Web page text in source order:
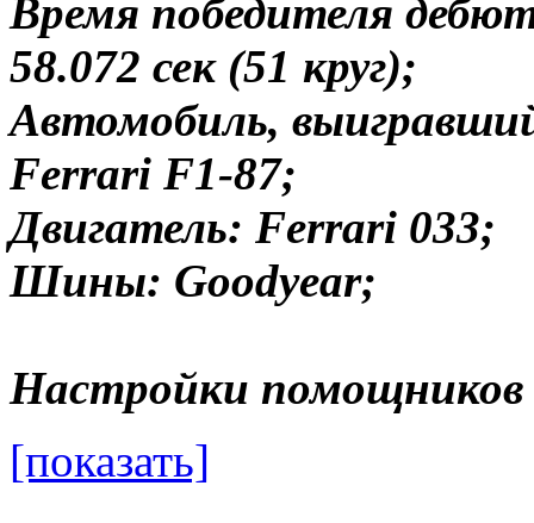
Время победителя
58.072 сек (51 круг);
Автомобиль,
Ferrari F1-87;
Двигатель: Ferrari 033;
Шины: Goodyear;
Настройки помощников
[показать]